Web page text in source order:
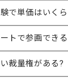
スキルに不安
上記に似た経
で単価はいく
トで参画でき
裁量権がある?